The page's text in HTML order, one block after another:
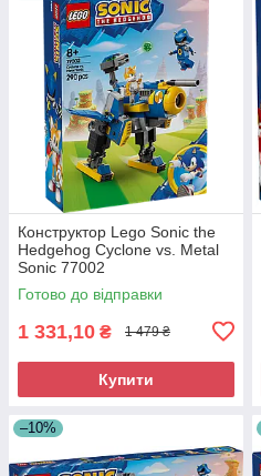
Конструктор Lego Sonic the
Hedgehog Cyclone vs. Metal
Sonic 77002
Готово до відправки
1 331,10 ₴ 1 479 ₴
Купити
–10%